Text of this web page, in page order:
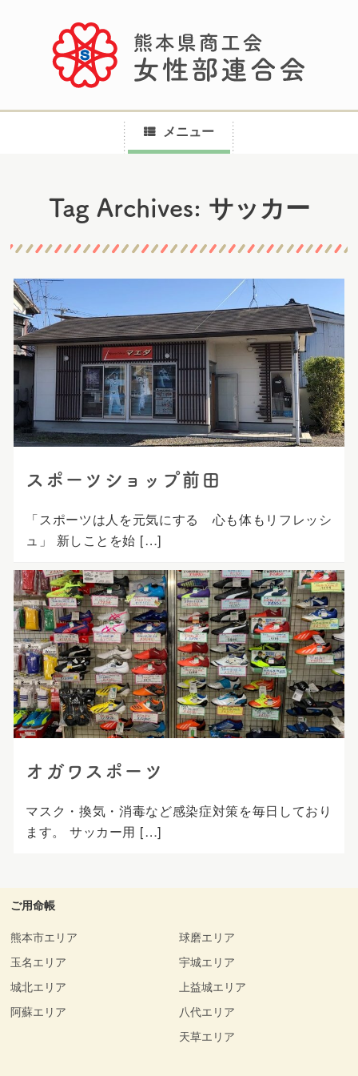
メニュー
ン
へ
ス
キ
ッ
プ
Tag Archives: サッカー
スポーツショップ前田
「スポーツは人を元気にする 心も体もリフレッシ
ュ」 新しことを始 […]
オガワスポーツ
マスク・換気・消毒など感染症対策を毎日しており
ます。 サッカー用 […]
ご用命帳
熊本市エリア
玉名エリア
城北エリア
阿蘇エリア
球磨エリア
宇城エリア
上益城エリア
八代エリア
天草エリア